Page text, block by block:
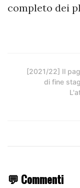
completo dei
[2021/22] Il
di fine
💬 Commenti